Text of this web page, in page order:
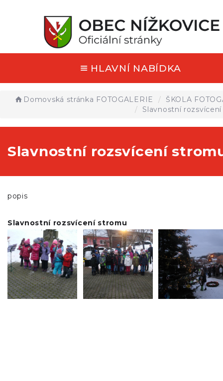
HLAVNÍ NABÍDKA
Domovská stránka FOTOGALERIE
ŠKOLA
Slavnostní
Slavnostní rozsvícení
popis
Slavnostní rozsvícení stromu